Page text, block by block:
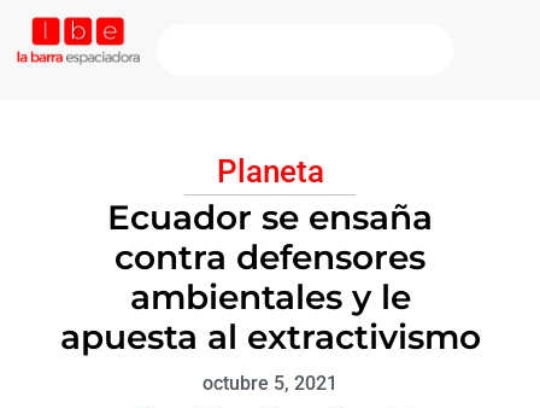
Planeta
Ecuador se ensaña
contra defensores
ambientales y le
apuesta al extractivismo
octubre 5, 2021